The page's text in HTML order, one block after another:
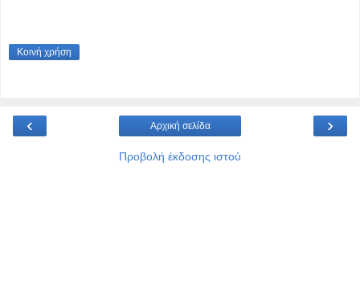
Κοινή χρήση
‹ ›
Αρχική σελίδα
Προβολή έκδοσης ιστού